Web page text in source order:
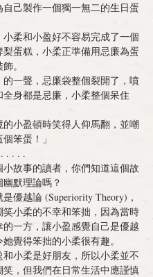
自己製作一個獨一無二的生日蛋
柔和小盈好不容易完成了一個
蛋糕，小柔正準備用忌廉為蛋
。
的一聲，忌廉袋整個裂開了，噴
身都是忌廉，小柔整個呆住
的小盈頓時笑得人仰馬翻，並嘲
笨蛋！」
. . . .
故事的讀者，你們知道這個故
幽默理論嗎？
優越論 (Superiority Theory)，
笑小柔的不幸和笨拙 ，因為當時
一方，讓小盈感覺自己是優越
她覺得笨拙的小柔很有趣。
小柔是好朋友，所以小柔並不
笑，但我們在日常生活中應謹慎